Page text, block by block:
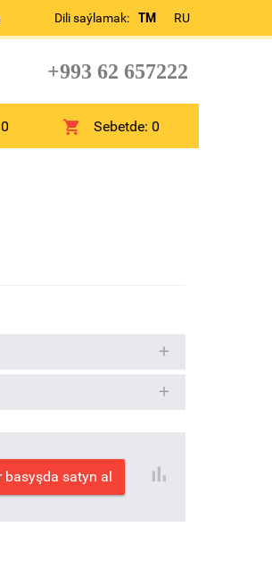
Dili saýlamak: TM RU
+993 62 657222
0 Sebetde:0
basyşda satyn al